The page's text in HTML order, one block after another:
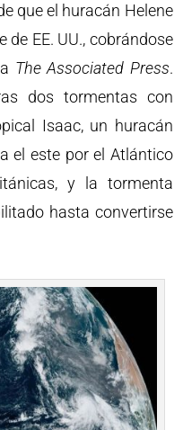
que el huracán Helene
EE. UU., cobrándose
The Associated Press.
dos tormentas con
Isaac, un huracán
el este por el Atlántico
y la tormenta
hasta convertirse